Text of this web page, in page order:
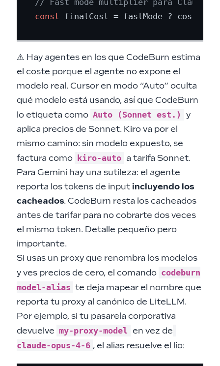
// Fast mode multiplier para Claude
const
⚠️ Hay agentes en los que CodeBurn estima
el coste porque el agente no expone el
modelo real. Cursor en modo “Auto” oculta
qué modelo está usando, así que CodeBurn
lo etiqueta como Auto (Sonnet est.)
y
aplica precios de Sonnet. Kiro va por el
mismo camino: sin modelo expuesto, se
factura como kiro-auto a tarifa Sonnet.
Para Gemini hay una sutileza: el agente
reporta los tokens de input incluyendo los
cacheados. CodeBurn resta los cacheados
antes de tarifar para no cobrarte dos veces
el mismo token. Detalle pequeño pero
importante.
Si usas un proxy que renombra los modelos
y ves precios de cero, el comando codeburn
model-alias te deja mapear el nombre que
reporta tu proxy al canónico de LiteLLM.
Por ejemplo, si tu pasarela corporativa
devuelve my-proxy-model en vez de
claude-opus-4-6 , el alias resuelve el lío: